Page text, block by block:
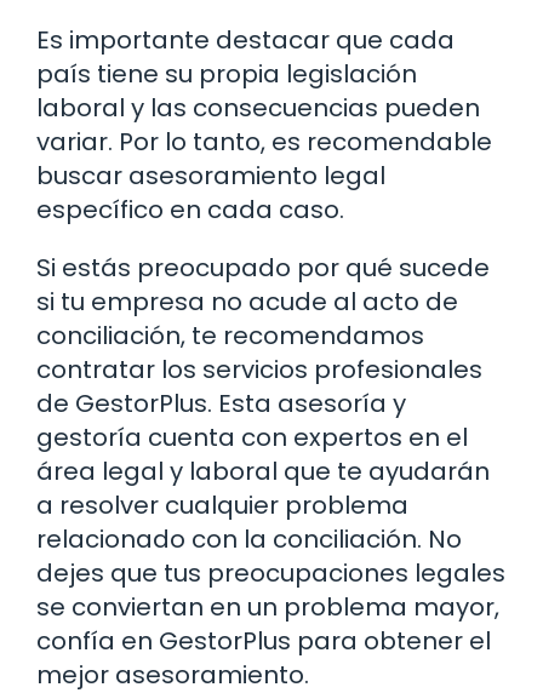
Es importante destacar que cada
país tiene su propia legislación
laboral y las consecuencias pueden
variar. Por lo tanto, es recomendable
buscar asesoramiento legal
específico en cada caso.
Si estás preocupado por qué sucede
si tu empresa no acude al acto de
conciliación, te recomendamos
contratar los servicios profesionales
de GestorPlus. Esta asesoría y
gestoría cuenta con expertos en el
área legal y laboral que te ayudarán
a resolver cualquier problema
relacionado con la conciliación. No
dejes que tus preocupaciones legales
se conviertan en un problema mayor,
confía en GestorPlus para obtener el
mejor asesoramiento.